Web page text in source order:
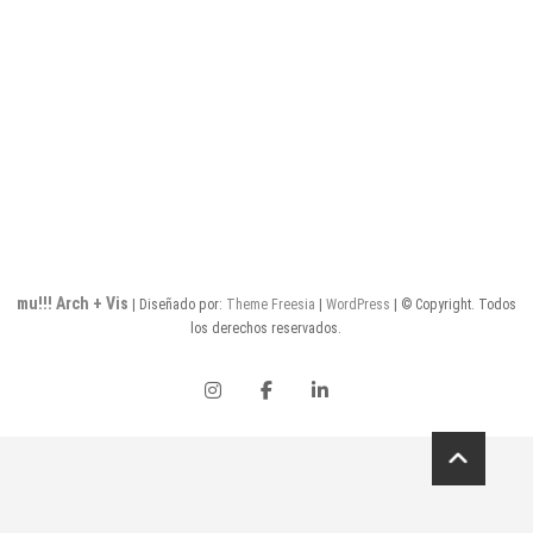
mu!!! Arch + Vis | Diseñado por: Theme Freesia WordPress | © Copyright. Todos
los derechos reservados.
instagram
facebooklinkedin